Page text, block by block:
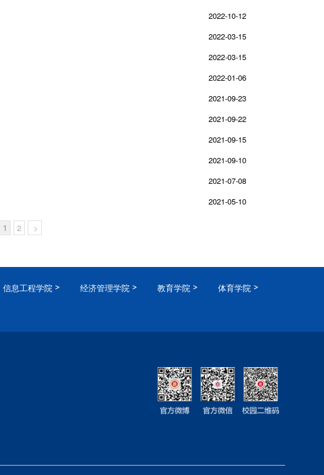
2022-10-12
2022-03-15
2022-03-15
2022-01-06
2021-09-23
2021-09-22
2021-09-15
2021-09-10
2021-07-08
2021-05-10
1 2 >
信息工程学院 经济管理学院 教育学院
体育学院